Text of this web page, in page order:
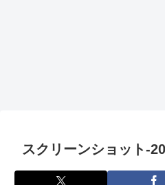
スクリーンショット-